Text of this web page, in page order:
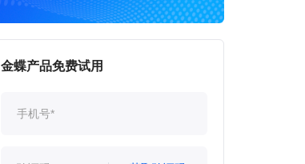
金蝶产品免费试用